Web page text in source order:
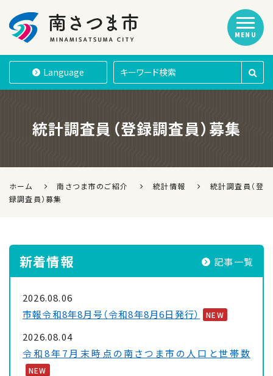
南さつま市
Language
MENU
統計調査員（登録調査員）募集
ホーム 南さつま市のご紹介 統計情報
統計調査員（登
録調査員）募集
新着情報 記事一覧
2026.08.06
市報令和8年8月号（令和8年8月6日発行）
NEW
2026.08.04
令和8年7月末時点の南さつま市の人口と世帯数
NEW